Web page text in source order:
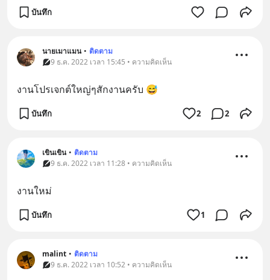
บันทึก
นายเมาแมน • ติดตาม
9 ธ.ค. 2022 เวลา 15:45 • ความคิดเห็น
งานโปรเจกต์ใหญ่ๆสักงานครับ 😅
บันทึก 2 2
เขินเขิน • ติดตาม
9 ธ.ค. 2022 เวลา 11:28 • ความคิดเห็น
งานใหม่
บันทึก 1
malint • ติดตาม
9 ธ.ค. 2022 เวลา 10:52 • ความคิดเห็น